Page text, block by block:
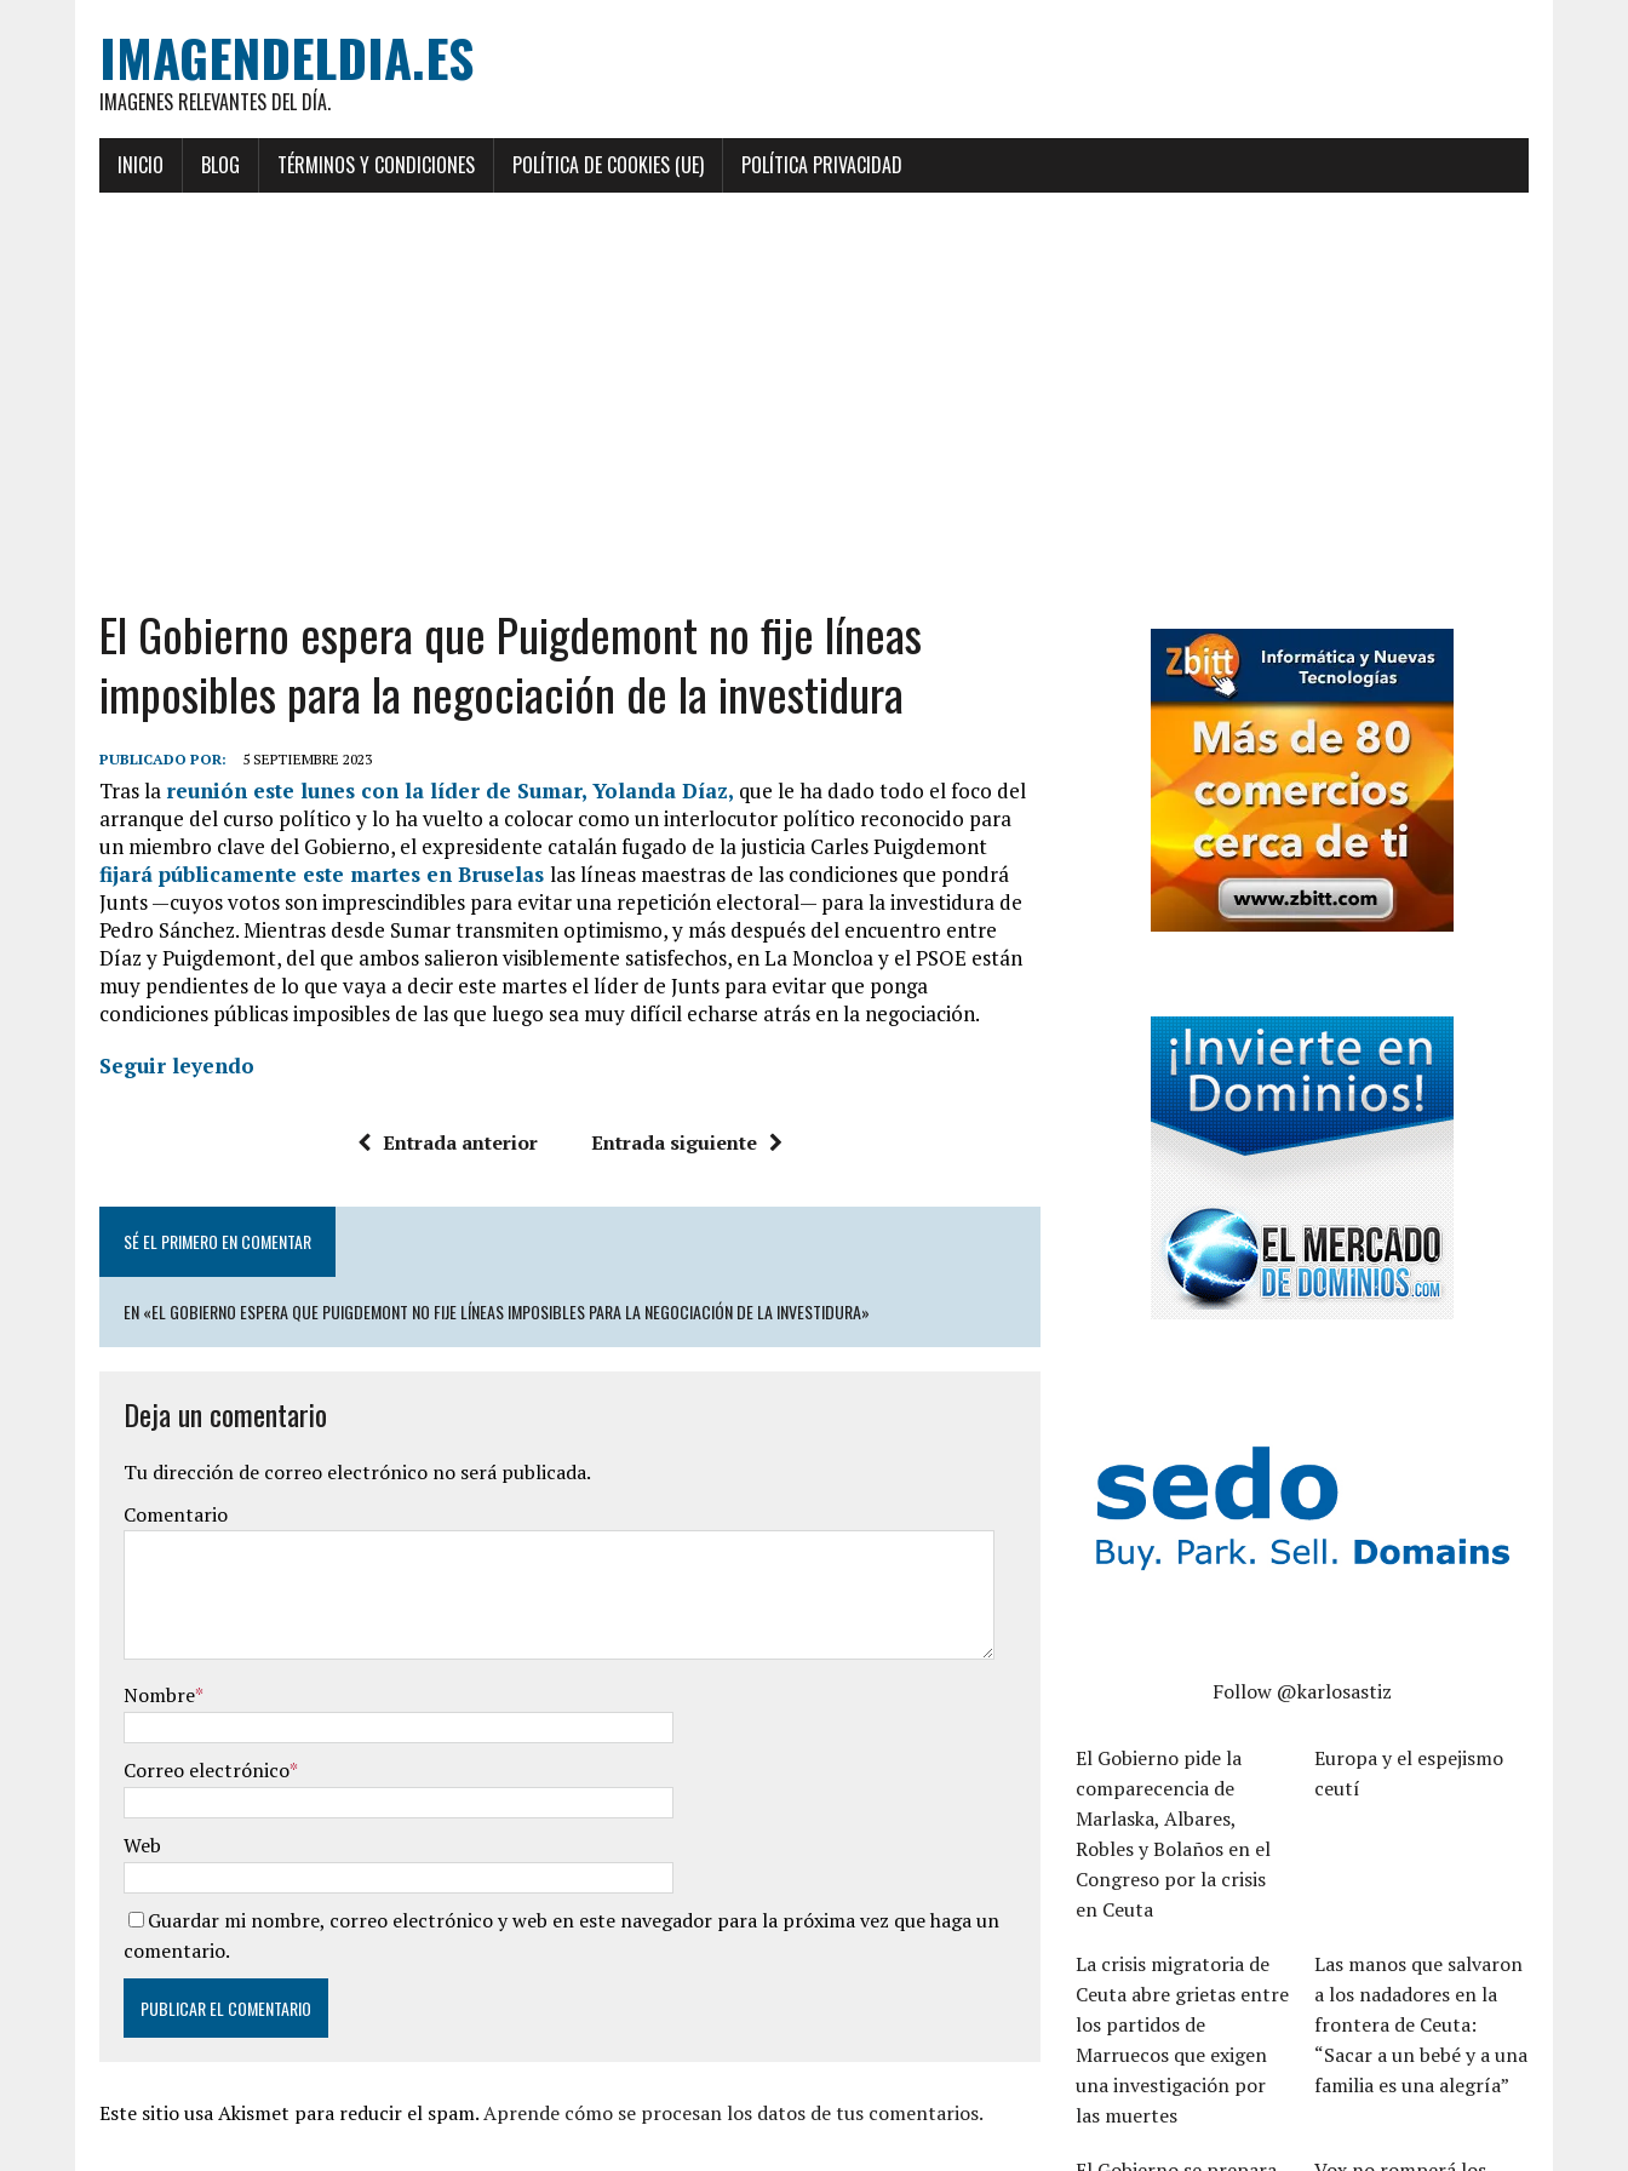
IMAGENDELDIA.ES
IMAGENES RELEVANTES DEL DÍA.
INICIO BLOG TÉRMINOS Y CONDICIONES POLÍTICA DE COOKIES (UE) POLÍTICA PRIVACIDAD
El Gobierno espera que Puigdemont no fije líneas
imposibles para la negociación de la investidura
PUBLICADO POR: 5 SEPTIEMBRE 2023
Tras la reunión este lunes con la líder de Sumar, Yolanda Díaz, que le ha dado todo el foco del
arranque del curso político y lo ha vuelto a colocar como un interlocutor político reconocido para
un miembro clave del Gobierno, el expresidente catalán fugado de la justicia Carles Puigdemont
fijará públicamente este martes en Bruselas las líneas maestras de las condiciones que pondrá
Junts —cuyos votos son imprescindibles para evitar una repetición electoral— para la investidura de
Pedro Sánchez. Mientras desde Sumar transmiten optimismo, y más después del encuentro entre
Díaz y Puigdemont, del que ambos salieron visiblemente satisfechos, en La Moncloa y el PSOE están
muy pendientes de lo que vaya a decir este martes el líder de Junts para evitar que ponga
condiciones públicas imposibles de las que luego sea muy difícil echarse atrás en la negociación.
Seguir leyendo
Entrada anterior Entrada siguiente
SÉ EL PRIMERO EN COMENTAR
EN «EL GOBIERNO ESPERA QUE PUIGDEMONT NO FIJE LÍNEAS IMPOSIBLES PARA LA NEGOCIACIÓN DE LA INVESTIDURA»
Deja un comentario
Tu dirección de correo electrónico no será publicada.
Comentario
Nombre*
Correo electrónico*
Web
Guardar mi nombre, correo electrónico y web en este navegador para la próxima vez que haga un
comentario.
Este sitio usa Akismet para reducir el spam.Aprende cómo se procesan los datos de tus comentarios.
Follow @karlosastiz
El Gobierno pide la
comparecencia de
Marlaska, Albares,
Robles y Bolaños en el
Congreso por la crisis
en Ceuta
Europa y el espejismo
ceutí
La crisis migratoria de
Ceuta abre grietas entre
los partidos de
Marruecos que exigen
una investigación por
las muertes
Las manos que salvaron
a los nadadores en la
frontera de Ceuta:
“Sacar a un bebé y a una
familia es una alegría”